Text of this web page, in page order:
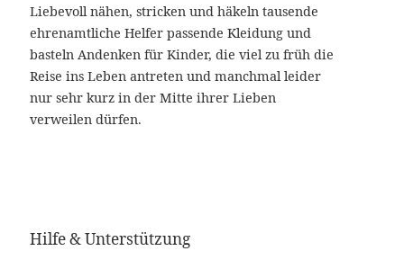
Liebevoll nähen, stricken und häkeln tausende
ehrenamtliche Helfer passende Kleidung und
basteln Andenken für Kinder, die viel zu früh die
Reise ins Leben antreten und manchmal leider
nur sehr kurz in der Mitte ihrer Lieben
verweilen dürfen.
Hilfe & Unterstützung